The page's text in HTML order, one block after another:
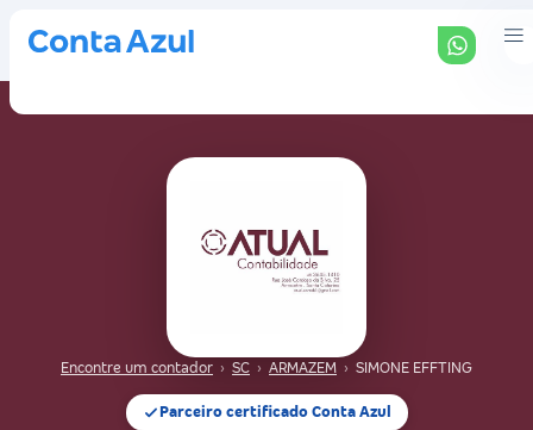
Encontre um contador › SC › ARMAZEM › SIMONE EFFTING
Parceiro certificado Conta Azul